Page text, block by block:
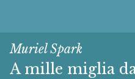
Muriel Spark
A mille miglia